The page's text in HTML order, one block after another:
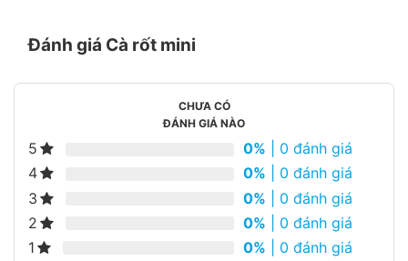
Đánh giá Cà rốt mini
CHƯA CÓ
ĐÁNH GIÁ NÀO
5 0% | 0 đánh giá
4
0% | 0 đánh giá
3
0% | 0 đánh giá
2
0% | 0 đánh giá
1
0% | 0 đánh giá